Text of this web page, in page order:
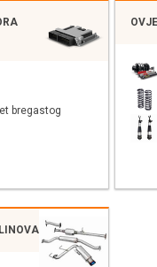
bregastog